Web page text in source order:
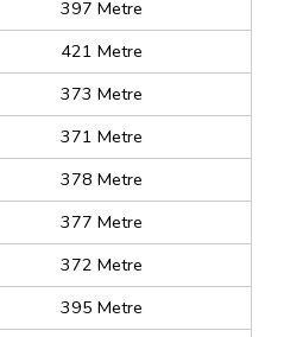
397 Metre
421 Metre
373 Metre
371 Metre
378 Metre
377 Metre
372 Metre
395 Metre